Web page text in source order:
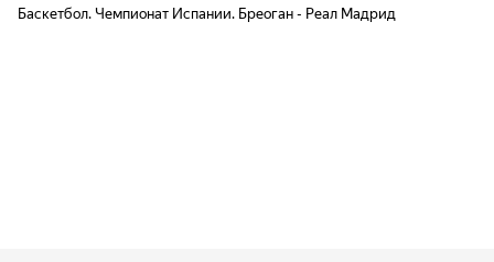
Баскетбол. Чемпионат Испании. Бреоган - Реал Мадрид